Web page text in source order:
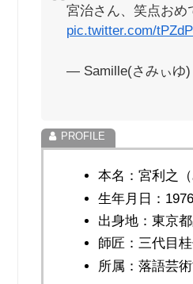
宮治さん、笑点おめ
pic.twitter.com/
— Samille(さみぃゆ)
本名：宮利之
生年月日：
出身地：東京
師匠：三代目
所属：落語芸